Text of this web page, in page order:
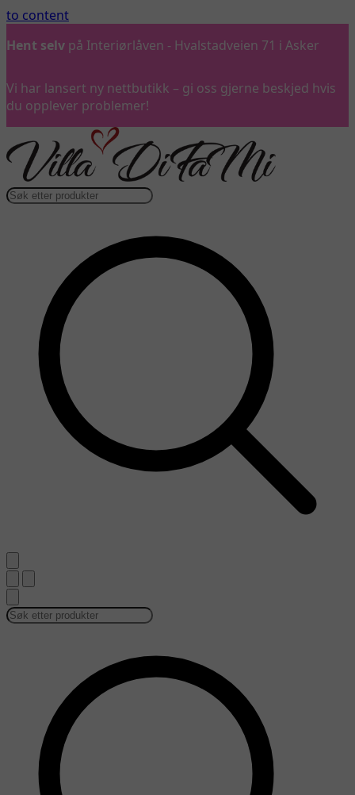
to content
Hent selv på Interiørlåven - Hvalstadveien 71 i Asker
Vi har lansert ny nettbutikk – gi oss gjerne beskjed hvis
du opplever problemer!